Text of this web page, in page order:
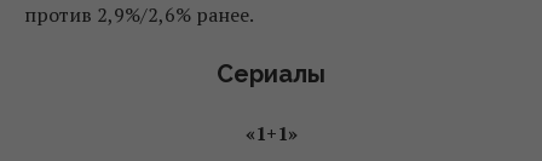
против 2,9%/2,6% ранее.
Сериалы
«1+1»